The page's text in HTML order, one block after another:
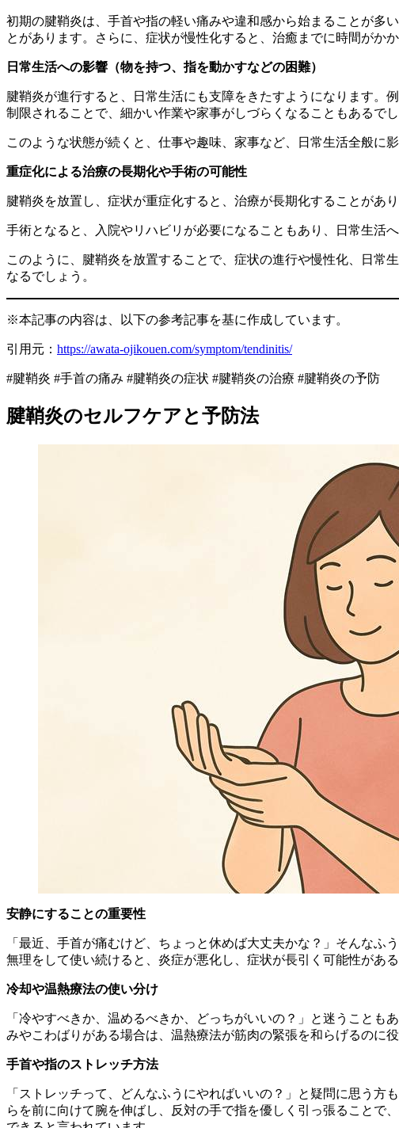
初期の腱鞘炎は、手首や指の軽い痛みや違和感から始まることが多
とがあります。さらに、症状が慢性化すると、治癒までに時間がか
日常生活への影響（物を持つ、指を動かすなどの困難）
腱鞘炎が進行すると、日常生活にも支障をきたすようになります。
制限されることで、細かい作業や家事がしづらくなることもあるでし
このような状態が続くと、仕事や趣味、家事など、日常生活全般に
重症化による治療の長期化や手術の可能性
腱鞘炎を放置し、症状が重症化すると、治療が長期化することがあ
手術となると、入院やリハビリが必要になることもあり、日常生活
このように、腱鞘炎を放置することで、症状の進行や慢性化、日常
なるでしょう。
※本記事の内容は、以下の参考記事を基に作成しています。
引用元： https://awata-ojikouen.com/symptom/tendinitis/
#腱鞘炎 #手首の痛み #腱鞘炎の症状 #腱鞘炎の治療 #腱鞘炎の予防
腱鞘炎のセルフケアと予防法
安静にすることの重要性
「最近、手首が痛むけど、ちょっと休めば大丈夫かな？」そんな
無理をして使い続けると、炎症が悪化し、症状が長引く可能性があ
冷却や温熱療法の使い分け
「冷やすべきか、温めるべきか、どっちがいいの？」と迷うこと
みやこわばりがある場合は、温熱療法が筋肉の緊張を和らげるのに
手首や指のストレッチ方法
「ストレッチって、どんなふうにやればいいの？」と疑問に思う
らを前に向けて腕を伸ばし、反対の手で指を優しく引っ張ることで